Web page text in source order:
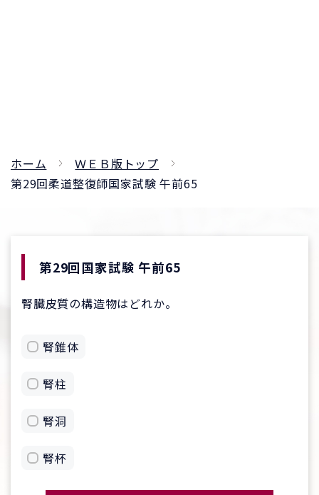
ホーム
ＷＥＢ版トップ
第29回柔道整復師国家試験 午前65
第29回国家試験 午前65
腎臓皮質の構造物はどれか。
腎錐体
腎柱
腎洞
腎杯